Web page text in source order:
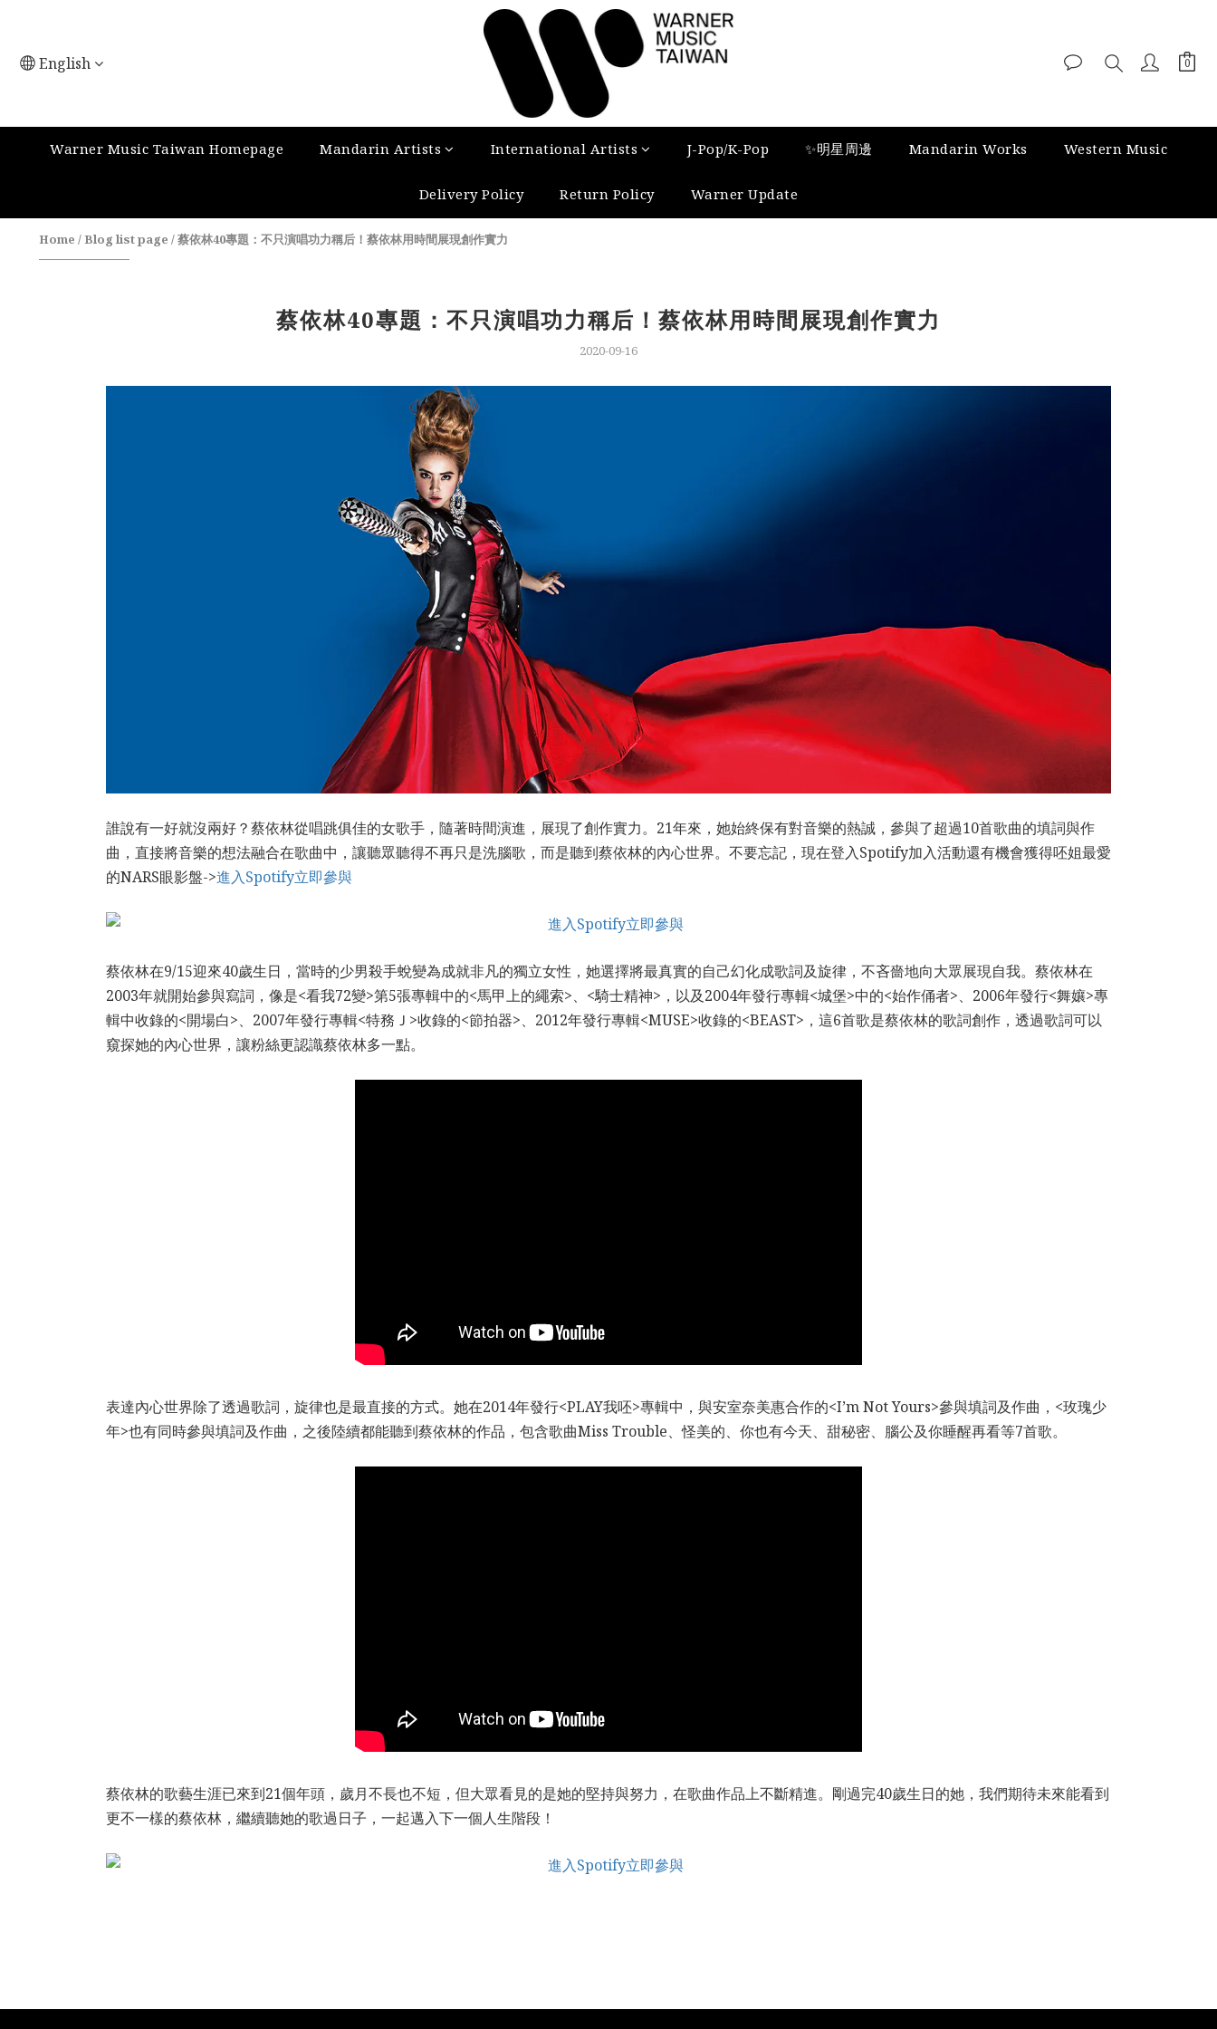
English
Warner Music Taiwan Homepage Mandarin Artists International Artists J-Pop/K-Pop ✨明星周邊 Mandarin Works Western Music
Delivery Policy Return Policy Warner Update
Home / Blog list page /蔡依林40專題：不只演唱功力稱后！蔡依林用時間展現創作實力
蔡依林40專題：不只演唱功力稱后！蔡依林用時間展現創作實力
2020-09-16
誰說有一好就沒兩好？蔡依林從唱跳俱佳的女歌手，隨著時間演進，展現了創作實力。21年來，她始終保有對音樂的熱誠，參與了超過10首歌曲的填詞與作
曲，直接將音樂的想法融合在歌曲中，讓聽眾聽得不再只是洗腦歌，而是聽到蔡依林的內心世界。不要忘記，現在登入Spotify加入活動還有機會獲得呸姐最愛
的NARS眼影盤->進入Spotify立即參與
蔡依林在9/15迎來40歲生日，當時的少男殺手蛻變為成就非凡的獨立女性，她選擇將最真實的自己幻化成歌詞及旋律，不吝嗇地向大眾展現自我。蔡依林在
2003年就開始參與寫詞，像是<看我72變>第5張專輯中的<馬甲上的繩索>、<騎士精神>，以及2004年發行專輯<城堡>中的<始作俑者>、2006年發行<舞孃>專
輯中收錄的<開場白>、2007年發行專輯<特務Ｊ>收錄的<節拍器>、2012年發行專輯<MUSE>收錄的<BEAST>，這6首歌是蔡依林的歌詞創作，透過歌詞可以
窺探她的內心世界，讓粉絲更認識蔡依林多一點。
表達內心世界除了透過歌詞，旋律也是最直接的方式。她在2014年發行<PLAY我呸>專輯中，與安室奈美惠合作的<I’m Not Yours>參與填詞及作曲，<玫瑰少
年>也有同時參與填詞及作曲，之後陸續都能聽到蔡依林的作品，包含歌曲Miss Trouble、怪美的、你也有今天、甜秘密、腦公及你睡醒再看等7首歌。
蔡依林的歌藝生涯已來到21個年頭，歲月不長也不短，但大眾看見的是她的堅持與努力，在歌曲作品上不斷精進。剛過完40歲生日的她，我們期待未來能看到
更不一樣的蔡依林，繼續聽她的歌過日子，一起邁入下一個人生階段！